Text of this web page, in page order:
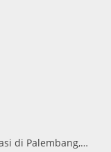
di Palembang,…